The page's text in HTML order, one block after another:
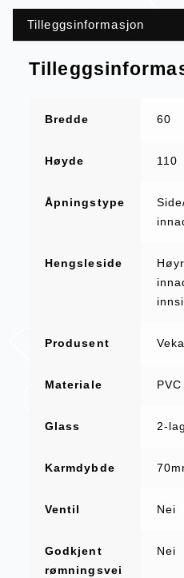
Tilleggsinformasjon
Bredde 60
Høyde 110
Åpningstype
Hengsleside
Produsent Veka
Materiale PVC
Glass 2-
Karmdybde
Ventil Nei
Godkjent
rømningsvei
Nei